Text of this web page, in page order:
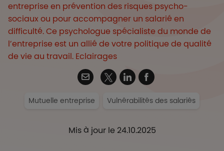
entreprise en prévention des risques psycho-
sociaux ou pour accompagner un salarié en
difficulté. Ce psychologue spécialiste du monde de
l’entreprise est un allié de votre politique de qualité
de vie au travail. Eclairages
Mis à jour le 24.10.2025
Mutuelle entreprise Vulnérabilités des salariés
Twitter